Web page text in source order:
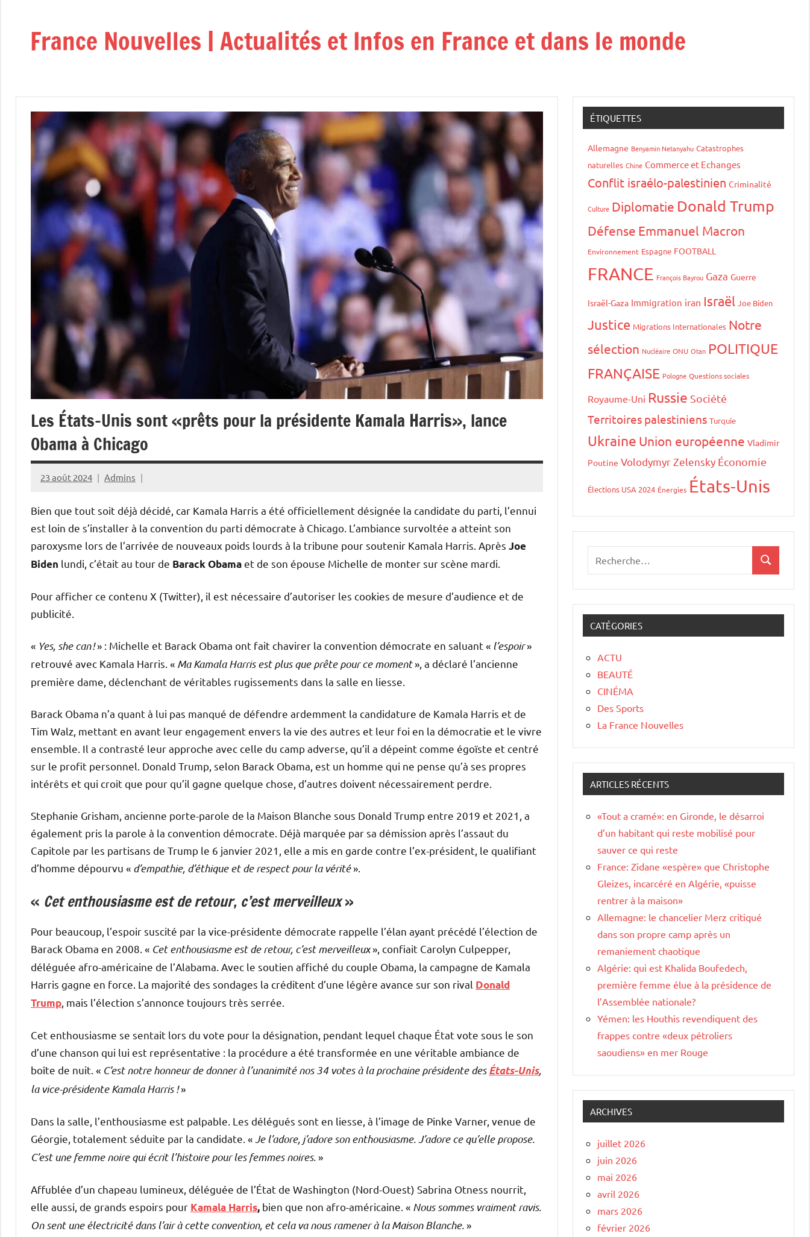
contenuFrance Nouvelles | Actualités et Infos en France et dans le monde
Les États-Unis sont «prêts pour la présidente Kamala Harris», lance
Obama à Chicago
23 août 2024 Admins
Bien que tout soit déjà décidé, car Kamala Harris a été officiellement désignée la candidate du parti, l’ennui
est loin de s’installer à la convention du parti démocrate à Chicago. L’ambiance survoltée a atteint son
paroxysme lors de l’arrivée de nouveaux poids lourds à la tribune pour soutenir Kamala Harris. Après Joe
Biden lundi, c’était au tour de Barack Obamaet de son épouse Michelle de monter sur scène mardi.
Pour afficher ce contenu X (Twitter), il est nécessaire d’autoriser les cookies de mesure d’audience et de
publicité.
« Yes, she can !» : Michelle et Barack Obama ont fait chavirer la convention démocrate en saluant « l’espoir»
retrouvé avec Kamala Harris. « Ma Kamala Harris est plus que prête pour ce moment», a déclaré l’ancienne
première dame, déclenchant de véritables rugissements dans la salle en liesse.
Barack Obama n’a quant à lui pas manqué de défendre ardemment la candidature de Kamala Harris et de
Tim Walz, mettant en avant leur engagement envers la vie des autres et leur foi en la démocratie et le vivre
ensemble. Il a contrasté leur approche avec celle du camp adverse, qu’il a dépeint comme égoïste et centré
sur le profit personnel. Donald Trump, selon Barack Obama, est un homme qui ne pense qu’à ses propres
intérêts et qui croit que pour qu’il gagne quelque chose, d’autres doivent nécessairement perdre.
Stephanie Grisham, ancienne porte-parole de la Maison Blanche sous Donald Trump entre 2019 et 2021, a
également pris la parole à la convention démocrate. Déjà marquée par sa démission après l’assaut du
Capitole par les partisans de Trump le 6 janvier 2021, elle a mis en garde contre l’ex-président, le qualifiant
d’homme dépourvu « d’empathie, d’éthique et de respect pour la vérité».
« Cet enthousiasme est de retour, c’est merveilleux»
Pour beaucoup, l’espoir suscité par la vice-présidente démocrate rappelle l’élan ayant précédé l’élection de
Barack Obama en 2008. « Cet enthousiasme est de retour, c’est merveilleux», confiait Carolyn Culpepper,
déléguée afro-américaine de l’Alabama. Avec le soutien affiché du couple Obama, la campagne de Kamala
Harris gagne en force. La majorité des sondages la créditent d’une légère avance sur son rival Donald
Trump , mais l’élection s’annonce toujours très serrée.
Cet enthousiasme se sentait lors du vote pour la désignation, pendant lequel chaque État vote sous le son
d’une chanson qui lui est représentative : la procédure a été transformée en une véritable ambiance de
boîte de nuit. « C’est notre honneur de donner à l’unanimité nos 34 votes à la prochaine présidente desÉtats-Unis,
la vice-présidente Kamala Harris !»
Dans la salle, l’enthousiasme est palpable. Les délégués sont en liesse, à l’image de Pinke Varner, venue de
Géorgie, totalement séduite par la candidate. «Je l’adore, j’adore son enthousiasme. J’adore ce qu’elle propose.
C’est une femme noire qui écrit l’histoire pour les femmes noires. »
Affublée d’un chapeau lumineux, déléguée de l’État de Washington (Nord-Ouest) Sabrina Otness nourrit,
elle aussi, de grands espoirs pour Kamala Harris, bien que non afro-américaine. « Nous sommes vraiment ravis.
On sent une électricité dans l’air à cette convention, et cela va nous ramener à la Maison Blanche. »
ÉTIQUETTES
Allemagne Benyamin Netanyahu Catastrophes
naturelles Chine Commerce et Echanges
Conflit israélo-palestinien Criminalité
Culture Diplomatie Donald Trump
Défense Emmanuel Macron
Environnement Espagne FOOTBALL
FRANCE François Bayrou Gaza Guerre
Israël-Gaza Immigration iran Israël Joe Biden
Justice Migrations Internationales Notre
sélection Nucléaire ONU Otan POLITIQUE
FRANÇAISE Pologne Questions sociales
Royaume-Uni Russie Société
Territoires palestiniens Turquie
Ukraine Union européenne Vladimir
Poutine Volodymyr Zelensky Économie
Élections USA 2024 Énergies États-Unis
CATÉGORIES
ACTU
BEAUTÉ
CINÉMA
Des Sports
La France Nouvelles
ARTICLES RÉCENTS
«Tout a cramé»: en Gironde, le désarroi
d’un habitant qui reste mobilisé pour
sauver ce qui reste
France: Zidane «espère» que Christophe
Gleizes, incarcéré en Algérie, «puisse
rentrer à la maison»
Allemagne: le chancelier Merz critiqué
dans son propre camp après un
remaniement chaotique
Algérie: qui est Khalida Boufedech,
première femme élue à la présidence de
l’Assemblée nationale?
Yémen: les Houthis revendiquent des
frappes contre «deux pétroliers
saoudiens» en mer Rouge
ARCHIVES
juillet 2026
juin 2026
mai 2026
avril 2026
mars 2026
février 2026